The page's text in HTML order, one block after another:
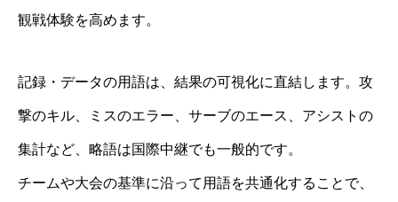
観戦体験を高めます。
記録・データの用語は、結果の可視化に直結します。攻
撃のキル、ミスのエラー、サーブのエース、アシストの
集計など、略語は国際中継でも一般的です。
チームや大会の基準に沿って用語を共通化することで、